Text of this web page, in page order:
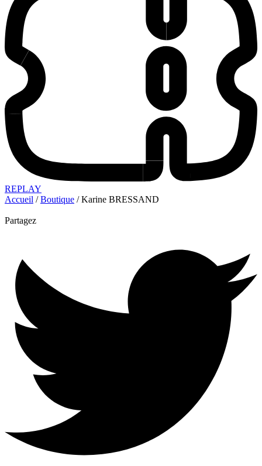
REPLAY
Accueil /Boutique / Karine BRESSAND
Partagez